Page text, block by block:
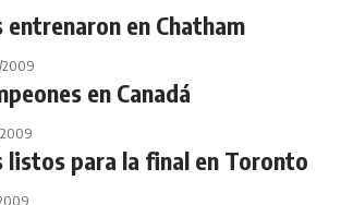
entrenaron en Chatham
2009
en Canadá
listos para la final en Toronto